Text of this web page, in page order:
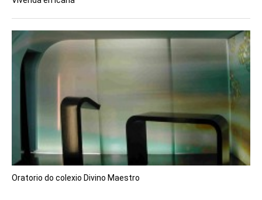
Oratorio do colexio Divino Maestro